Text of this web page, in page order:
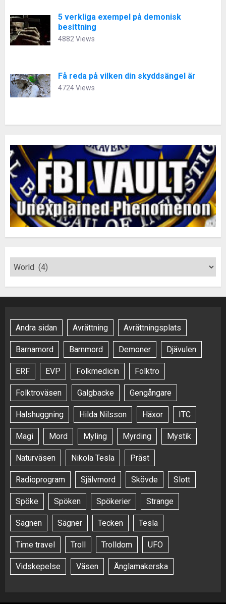
5 verkliga exempel på demonisk
besittning
4882 Views
Få reda på vilken din skyddsängel är
4724 Views
Andra sidan Avrättning Avrättningsplats
Barnamord Barnmord Demoner Djävulen
ERF EVP Folkmedicin Folktro
Folktroväsen Galgbacke Gengångare
Halshuggning Hilda Nilsson Häxor ITC
Magi Mord Myling Myrding Mystik
Naturväsen Nikola Tesla Präst
Radioprogram Självmord Skövde Slott
Spöke Spöken Spökerier Strange
Sägnen Sägner Tecken Tesla
Time travel Troll Trolldom UFO
Vidskepelse Väsen Änglamakerska